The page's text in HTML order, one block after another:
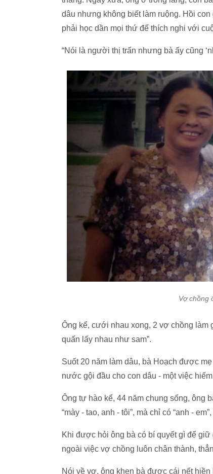
dâu nhưng không biết làm ruộng. Hồi
phải học dần mọi thứ để thích nghi với
“Nói là người thị trấn nhưng bà ấy cũng
Vợ chồng
Ông kể, cưới nhau xong, 2 vợ chồng làm
quấn lấy nhau như sam”.
Suốt 20 năm làm dâu, bà Hoạch được
nước gội đầu cho con dâu - một việc
Ông tự hào kể, 44 năm chung sống, ông
“mày - tao, anh - tôi”, mà chỉ có “anh -
Khi được hỏi ông bà có bí quyết gì để giữ
ngoài việc vợ chồng luôn chân thành,
Nói về vợ, ông khen bà được cái nết